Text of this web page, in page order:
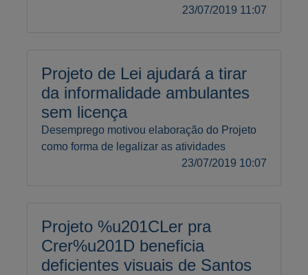
23/07/2019 11:07
Projeto de Lei ajudará a tirar
da informalidade ambulantes
sem licença
Desemprego motivou elaboração do Projeto
como forma de legalizar as atividades
23/07/2019 10:07
Projeto %u201CLer pra
Crer%u201D beneficia
deficientes visuais de Santos